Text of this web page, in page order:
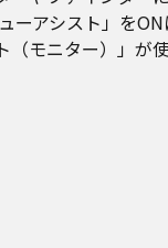
ーアシスト」をON
（モニター）」が